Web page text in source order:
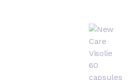
Samenstelling per dagelijkse
(= per 3 capsules) ADH